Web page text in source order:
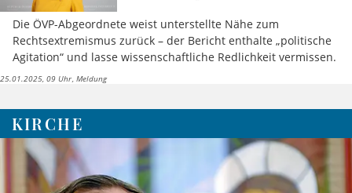
Die ÖVP-Abgeordnete weist unterstellte Nähe zum
Rechtsextremismus zurück – der Bericht enthalte „politische
Agitation“ und lasse wissenschaftliche Redlichkeit vermissen.
25.01.2025, 09 Uhr Meldung
KIRCHE